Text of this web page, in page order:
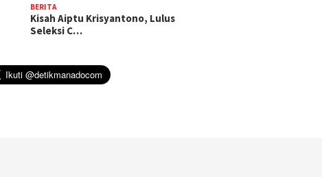
BERITA
Kisah Aiptu Krisyantono, Lulus
Seleksi C…